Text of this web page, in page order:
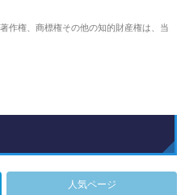
作権、商標権その他の知的財産権は、当
人気ページ